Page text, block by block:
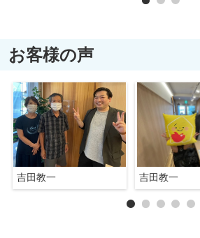
お客様の声
吉田教一 吉田教一